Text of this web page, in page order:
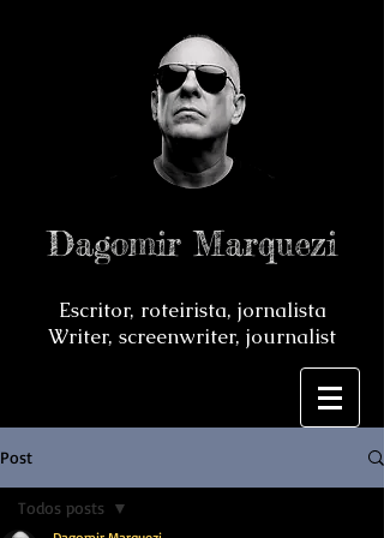
Dagomir Marquezi
Escritor, roteirista, jornalista
Writer, screenwriter, journalist
Post
Todos posts